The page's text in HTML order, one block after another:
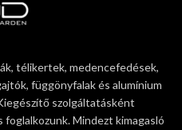
télikertek, medencefedések,
függönyfalak és alumínium
szolgáltatásként
foglalkozunk. Mindezt kimagasló